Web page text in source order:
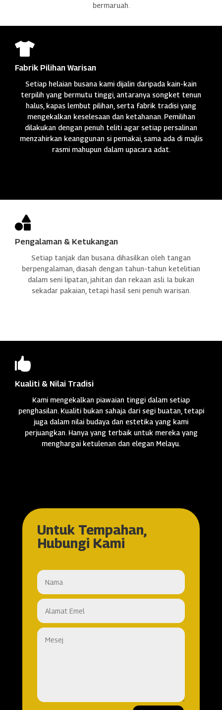
bermaruah.

Fabrik Pilihan Warisan
Setiap helaian busana kami dijalin daripada kain-kain
terpilih yang bermutu tinggi, antaranya songket tenun
halus, kapas lembut pilihan, serta fabrik tradisi yang
mengekalkan keselesaan dan ketahanan. Pemilihan
dilakukan dengan penuh teliti agar setiap persalinan
menzahirkan keanggunan si pemakai, sama ada di majlis
rasmi mahupun dalam upacara adat.

Pengalaman & Ketukangan
Setiap tanjak dan busana dihasilkan oleh tangan
berpengalaman, diasah dengan tahun-tahun ketelitian
dalam seni lipatan, jahitan dan rekaan asli. Ia bukan
sekadar pakaian, tetapi hasil seni penuh warisan.

Kualiti & Nilai Tradisi
Kami mengekalkan piawaian tinggi dalam setiap
penghasilan. Kualiti bukan sahaja dari segi buatan, tetapi
juga dalam nilai budaya dan estetika yang kami
perjuangkan. Hanya yang terbaik untuk mereka yang
menghargai ketulenan dan elegan Melayu.
Untuk Tempahan,
Hubungi Kami